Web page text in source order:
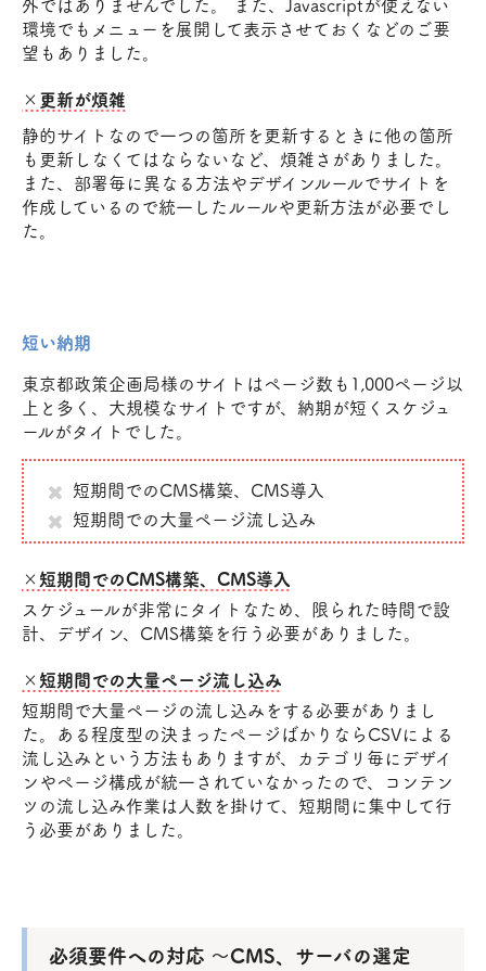
環境でもメニューを展開して表示させておくなどのご要
望もありました。
×更新が煩雑
静的サイトなので一つの箇所を更新するときに他の箇所
も更新しなくてはならないなど、煩雑さがありました。
また、部署毎に異なる方法やデザインルールでサイトを
作成しているので統一したルールや更新方法が必要でし
た。
短い納期
東京都政策企画局様のサイトはページ数も1,000ページ以
上と多く、大規模なサイトですが、納期が短くスケジュ
ールがタイトでした。
短期間でのCMS構築、CMS導入
短期間での大量ページ流し込み
×短期間でのCMS構築、CMS導入
スケジュールが非常にタイトなため、限られた時間で設
計、デザイン、CMS構築を行う必要がありました。
×短期間での大量ページ流し込み
短期間で大量ページの流し込みをする必要がありまし
た。ある程度型の決まったページばかりならCSVによる
流し込みという方法もありますが、カテゴリ毎にデザイ
ンやページ構成が統一されていなかったので、コンテン
ツの流し込み作業は人数を掛けて、短期間に集中して行
う必要がありました。
必須要件への対応 ～CMS、サーバの選定